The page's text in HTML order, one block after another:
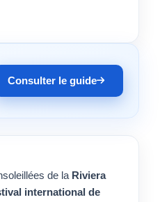
Consulter le guide
de la Riviera
international de